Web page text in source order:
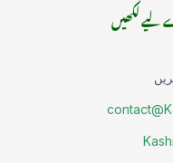
لکھیں